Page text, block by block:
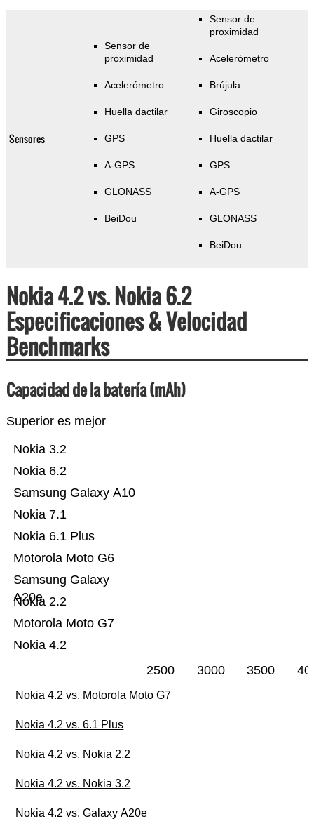
Sensores
Sensor de
proximidad
Acelerómetro
Huella dactilar
GPS
A-GPS
GLONASS
BeiDou
Sensor de
proximidad
Acelerómetro
Brújula
Giroscopio
Huella dactilar
GPS
A-GPS
GLONASS
BeiDou
Nokia 4.2 vs. Nokia 6.2
Especificaciones & Velocidad
Benchmarks
Capacidad de la batería (mAh)
Superior es mejor
Nokia 4.2
Motorola Moto G7
Nokia 2.2
Samsung Galaxy
A20e
Motorola Moto G6
Nokia 6.1 Plus
Nokia 7.1
Samsung Galaxy A10
Nokia 6.2
Nokia 3.2
2500 3000 3500
Nokia 4.2 vs. Motorola Moto G7
Nokia 4.2 vs. 6.1 Plus
Nokia 4.2 vs. Nokia 2.2
Nokia 4.2 vs. Nokia 3.2
Nokia 4.2 vs. Galaxy A20e